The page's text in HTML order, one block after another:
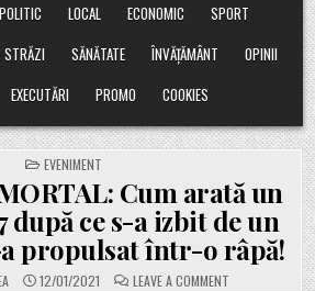
POLITIC LOCAL ECONOMIC
SPORT
STRĂZI SĂNĂTATE ÎNVĂȚĂMÂNT
OPINII
EXECUTĂRI PROMO COOKIES
POSTED
IN
EVENIMENT
Cum arată un
după ce s-a izbit de un
propulsat într-o râpă!
12/01/2021 LEAVE A COMMENT